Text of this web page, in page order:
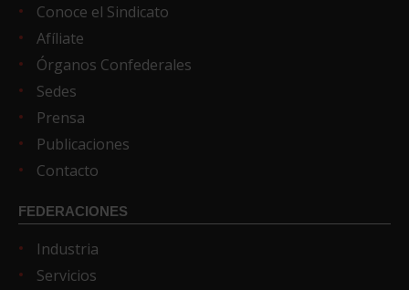
Conoce el Sindicato
Afíliate
Órganos Confederales
Sedes
Prensa
Publicaciones
Contacto
FEDERACIONES
Industria
Servicios